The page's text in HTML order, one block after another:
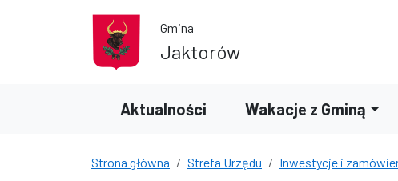
Gmina
Jaktorów
Aktualności Wakacje z Gminą
Strona główna Strefa Urzędu Inwestycje i